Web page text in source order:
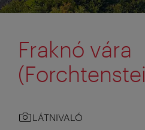
Fraknó vára
LÁTNIVALÓ